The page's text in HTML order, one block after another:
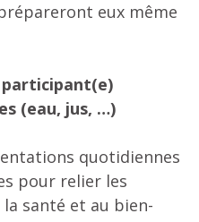
eux même
participant(e)
(eau, jus, …)
quotidiennes
pour relier les
la santé et au bien-